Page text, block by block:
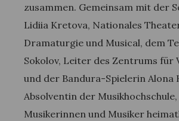
zusammen. Gemeinsam mit der
Lidiia Kretova, Nationales
Dramaturgie und Musical, dem
Sokolov, Leiter des Zentrums für
und der Bandura-Spielerin Alona
Absolventin der
Musikerinnen und Musiker